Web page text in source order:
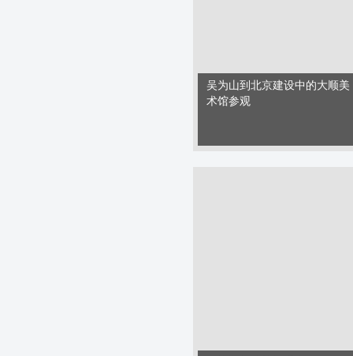
吴为山到北京建设中的大顺美
术馆参观